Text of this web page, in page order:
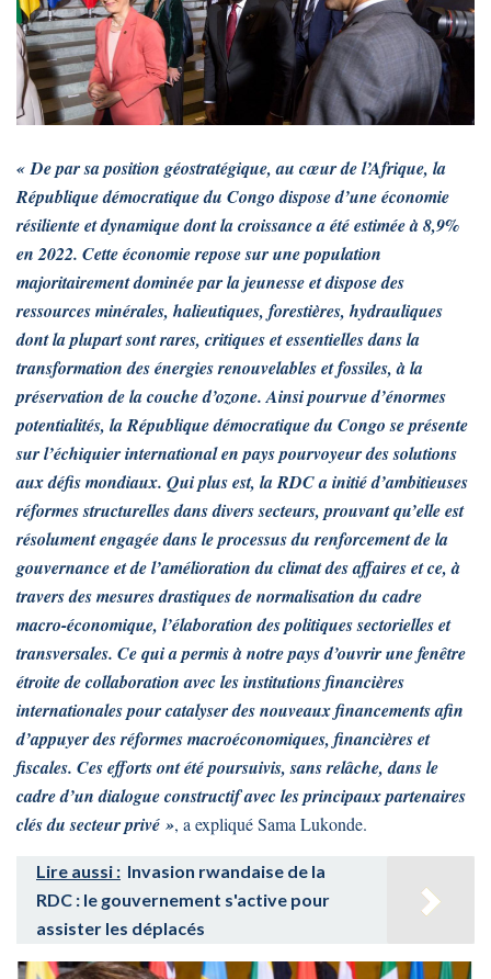
« De par sa position géostratégique, au cœur de l’Afrique, la
République démocratique du Congo dispose d’une économie
résiliente et dynamique dont la croissance a été estimée à 8,9%
en 2022. Cette économie repose sur une population
majoritairement dominée par la jeunesse et dispose des
ressources minérales, halieutiques, forestières, hydrauliques
dont la plupart sont rares, critiques et essentielles dans la
transformation des énergies renouvelables et fossiles, à la
préservation de la couche d’ozone. Ainsi pourvue d’énormes
potentialités, la République démocratique du Congo se présente
sur l’échiquier international en pays pourvoyeur des solutions
aux défis mondiaux. Qui plus est, la RDC a initié d’ambitieuses
réformes structurelles dans divers secteurs, prouvant qu’elle est
résolument engagée dans le processus du renforcement de la
gouvernance et de l’amélioration du climat des affaires et ce, à
travers des mesures drastiques de normalisation du cadre
macro-économique, l’élaboration des politiques sectorielles et
transversales. Ce qui a permis à notre pays d’ouvrir une fenêtre
étroite de collaboration avec les institutions financières
internationales pour catalyser des nouveaux financements afin
d’appuyer des réformes macroéconomiques, financières et
fiscales. Ces efforts ont été poursuivis, sans relâche, dans le
cadre d’un dialogue constructif avec les principaux partenaires
clés du secteur privé », a expliqué Sama Lukonde.
Lire aussi : Invasion rwandaise de la
RDC : le gouvernement s'active pour
assister les déplacés